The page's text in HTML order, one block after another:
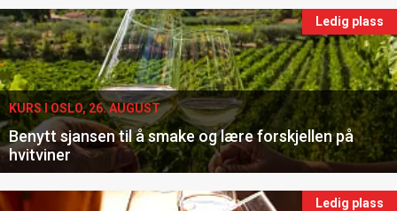
Vi tilbyr flere ukentlige nyhetsbrev. Du
kan fritt velge hvilke du ønsker å få
tilsendt.
Registrer deg
Ledig plass
KURS I OSLO, 26. AUGUST
Benytt sjansen til å smake og lære forskjellen på
hvitviner
Ledig plass